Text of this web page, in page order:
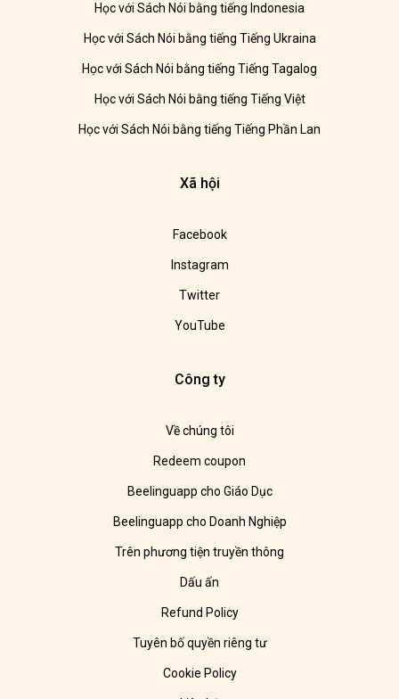
Học với Sách Nói bằng tiếng Indonesia
Học với Sách Nói bằng tiếng Tiếng Ukraina
Học với Sách Nói bằng tiếng Tiếng Tagalog
Học với Sách Nói bằng tiếng Tiếng Việt
Học với Sách Nói bằng tiếng Tiếng Phần Lan
Xã hội
Facebook
Instagram
Twitter
YouTube
Công ty
Về chúng tôi
Redeem coupon
Beelinguapp cho Giáo Dục
Beelinguapp cho Doanh Nghiệp
Trên phương tiện truyền thông
Dấu ấn
Refund Policy
Tuyên bố quyền riêng tư
Cookie Policy